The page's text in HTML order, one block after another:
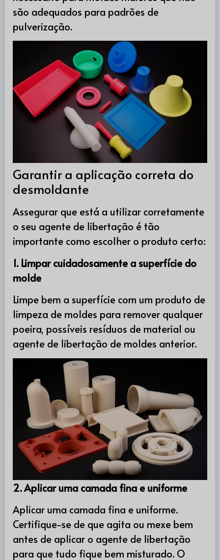
são adequados para padrões de
pulverização.
Garantir a aplicação correta do
desmoldante
Assegurar que está a utilizar corretamente
o seu agente de libertação é tão
importante como escolher o produto certo:
1. Limpar cuidadosamente a superfície do
molde
Limpe bem a superfície com um produto de
limpeza de moldes para remover qualquer
poeira, possíveis resíduos de material ou
agente de libertação de moldes anterior.
2. Aplicar uma camada fina e uniforme
Aplicar uma camada fina e uniforme.
Certifique-se de que agita ou mexe bem
antes de aplicar o agente de libertação
para que tudo fique bem misturado. O